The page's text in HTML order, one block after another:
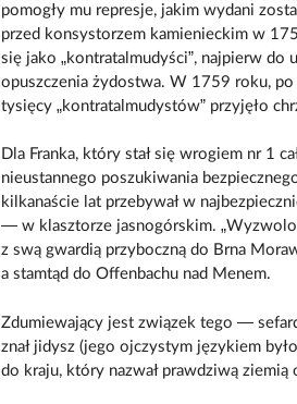
pomogły mu represje, jakim wydani
przed konsystorzem kamienieckim w
się jako „kontratalmudyści”, najpierw do
opuszczenia żydostwa. W 1759 roku,
tysięcy „kontratalmudystów” przyjęło
Dla Franka, który stał się wrogiem nr 1
nieustannego poszukiwania
kilkanaście lat przebywał w
— w klasztorze jasnogórskim.
z swą gwardią przyboczną do Brna
a stamtąd do Offenbachu nad Menem.
Zdumiewający jest związek tego —
znał jidysz (jego ojczystym językiem
do kraju, który nazwał prawdziwą ziemią